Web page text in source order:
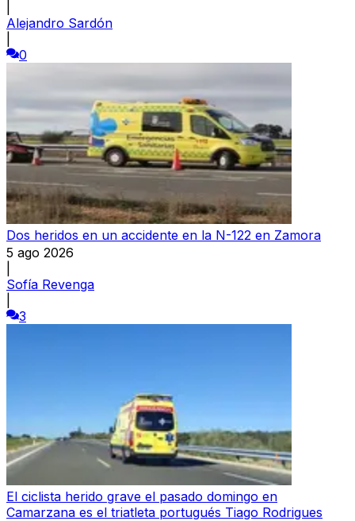
Alejandro Sardón
0
Dos heridos en un accidente en la N-122 en Zamora
5 ago 2026
Sofía Revenga
3
El ciclista herido grave el pasado domingo en
Camarzana es el triatleta portugués Tiago Rodrigues